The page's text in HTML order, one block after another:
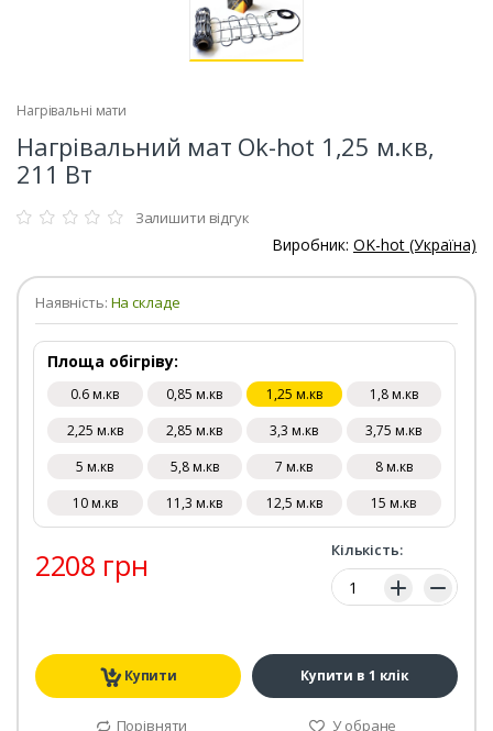
Нагрівальні мати
Нагрівальний мат Ok-hot 1,25 м.кв,
211 Вт
Залишити відгук
Виробник: OK-hot (Україна)
Наявність: На складе
Площа обігріву:
0.6 м.кв 0,85 м.кв 1,25 м.кв
1,8 м.кв
2,25 м.кв
2,85 м.кв 3,3 м.кв
3,75 м.кв
5 м.кв
5,8 м.кв 7 м.кв
8 м.кв
10 м.кв
11,3 м.кв 12,5 м.кв 15 м.кв
2208 грн Кількість:
Кількість:
Купити Купити в 1 клік
Порівняти У обране